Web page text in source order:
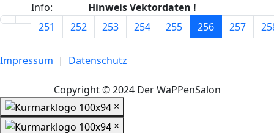
Info:
Hinweis Vektordaten !
Seite 256 von 262
251 252 253 254 255 256 257
Impressum | Datenschutz
Copyright © 2024 Der WaPPenSalon
×
×